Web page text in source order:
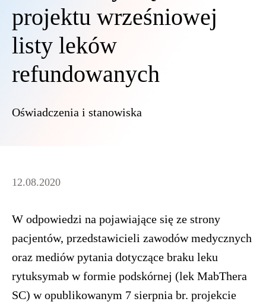
projektu wrześniowej
listy leków
refundowanych
Oświadczenia i stanowiska
12.08.2020
W odpowiedzi na pojawiające się ze strony
pacjentów, przedstawicieli zawodów medycznych
oraz mediów pytania dotyczące braku leku
rytuksymab w formie podskórnej (lek MabThera
SC) w opublikowanym 7 sierpnia br. projekcie